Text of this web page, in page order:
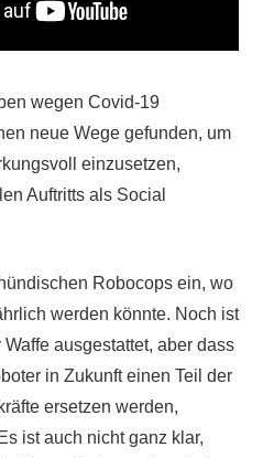
wegen Covid-19
neue Wege gefunden, um
einzusetzen,
Auftritts als Social
Robocops ein, wo
werden könnte. Noch ist
ausgestattet, aber dass
in Zukunft einen Teil der
ersetzen werden,
ist auch nicht ganz klar,